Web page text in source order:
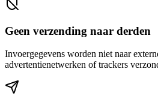
Geen verzending naar derden
Invoergegevens worden niet naar
advertentienetwerken of trackers